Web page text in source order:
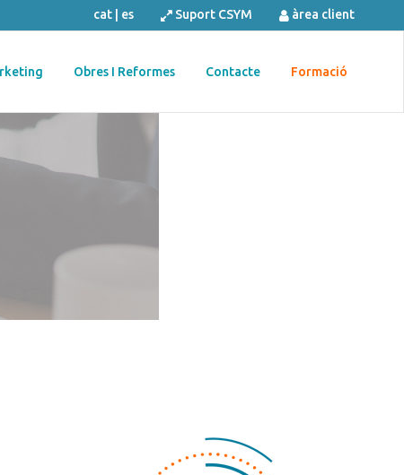
cat| es Suport CSYM àrea client
Obres I Reformes Contacte Formació